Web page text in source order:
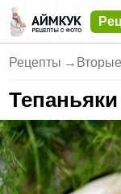
Рецепты →